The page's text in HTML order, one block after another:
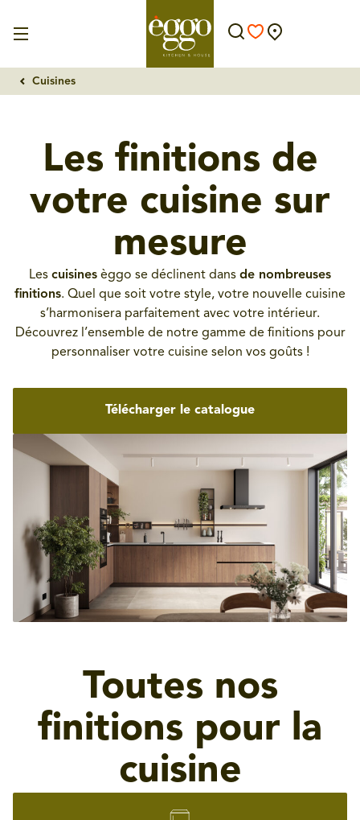
Cuisines
Les finitions de
votre cuisine sur
mesure
Les cuisines èggo se déclinent dans de nombreuses
finitions. Quel que soit votre style, votre nouvelle cuisine
s’harmonisera parfaitement avec votre intérieur.
Découvrez l’ensemble de notre gamme de finitions pour
personnaliser votre cuisine selon vos goûts !
Télécharger le catalogue
Toutes nos
finitions pour la
cuisine